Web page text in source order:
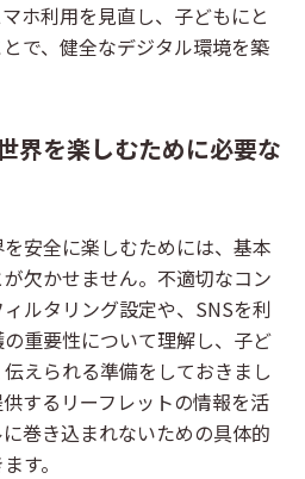
ホ利用を見直し、子どもにと
で、健全なデジタル環境を築
界を楽しむために必要な
安全に楽しむためには、基本
欠かせません。不適切なコン
ルタリング設定や、SNSを利
重要性について理解し、子ど
えられる準備をしておきまし
するリーフレットの情報を活
巻き込まれないための具体的
す。